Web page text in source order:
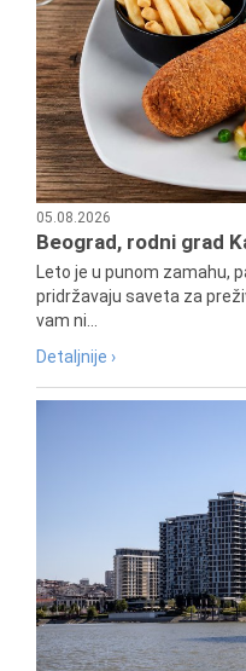
05.08.2026
Beograd, rodni grad
Leto je u punom zamahu,
pridržavaju saveta za
vam ni...
Detaljnije ›